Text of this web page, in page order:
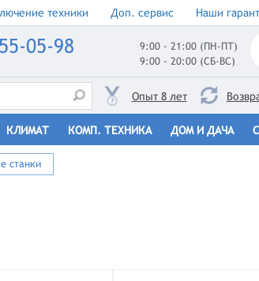
техники Доп. сервис Наши
05-98
9:00 - 21:00 (ПН-ПТ)
9:00 - 20:00 (СБ-ВС)
Опыт 8 лет
КЛИМАТ КОМП. ТЕХНИКА ДОМ И ДАЧА
станки